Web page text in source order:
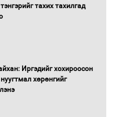
тахих тахилгад
Иргэдийг хохироосон
хөрөнгийг